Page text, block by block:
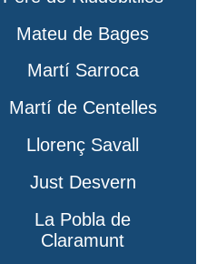
Mateu de Bages
Martí Sarroca
Martí de Centelles
Llorenç Savall
Just Desvern
La Pobla de
Claramunt